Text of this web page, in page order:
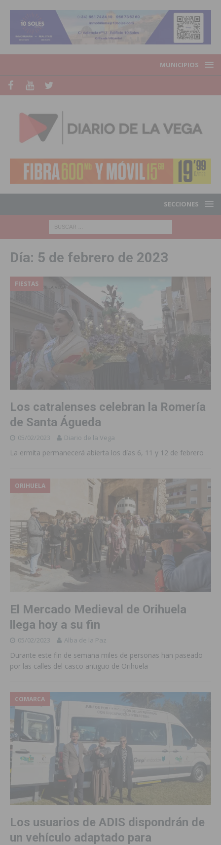
MUNICIPIOS
SECCIONES
Día: 5 de febrero de 2023
FIESTAS
Los catralenses celebran la Romería
de Santa Águeda
05/02/2023 Diario de la Vega
La ermita permanecerá abierta los días 6, 11 y 12 de febrero
ORIHUELA
El Mercado Medieval de Orihuela
llega hoy a su fin
05/02/2023 Alba de la Paz
Durante este fin de semana miles de personas han paseado
por las calles del casco antiguo de Orihuela
COMARCA
Los usuarios de ADIS dispondrán de
un vehículo adaptado para